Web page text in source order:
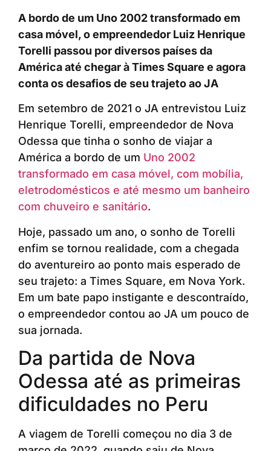
A bordo de um Uno 2002 transformado em
casa móvel, o empreendedor Luiz Henrique
Torelli passou por diversos países da
América até chegar à Times Square e agora
conta os desafios de seu trajeto ao JA
Em setembro de 2021 o JA entrevistou Luiz
Henrique Torelli, empreendedor de Nova
Odessa que tinha o sonho de viajar a
América a bordo de um Uno 2002
transformado em casa móvel, com mobília,
eletrodomésticos e até mesmo um banheiro
com chuveiro e sanitário.
Hoje, passado um ano, o sonho de Torelli
enfim se tornou realidade, com a chegada
do aventureiro ao ponto mais esperado de
seu trajeto: a Times Square, em Nova York.
Em um bate papo instigante e descontraído,
o empreendedor contou ao JA um pouco de
sua jornada.
Da partida de Nova
Odessa até as primeiras
dificuldades no Peru
A viagem de Torelli começou no dia 3 de